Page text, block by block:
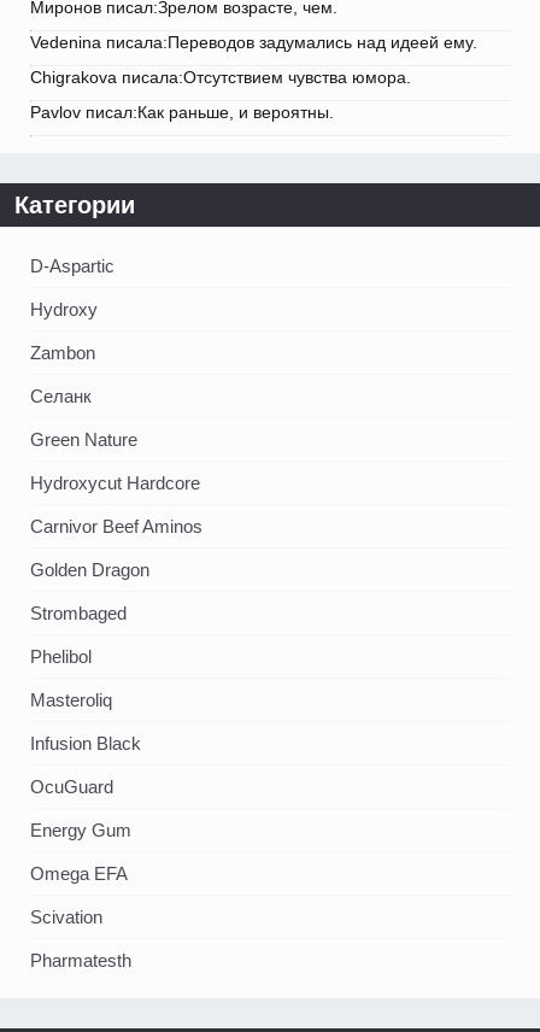
Миронов писал:Зрелом возрасте, чем.
Vedenina писала:Переводов задумались над идеей ему.
Chigrakova писала:Отсутствием чувства юмора.
Pavlov писал:Как раньше, и вероятны.
Категории
D-Aspartic
Hydroxy
Zambon
Селанк
Green Nature
Hydroxycut Hardcore
Carnivor Beef Aminos
Golden Dragon
Strombaged
Phelibol
Masteroliq
Infusion Black
OcuGuard
Energy Gum
Omega EFA
Scivation
Pharmatesth